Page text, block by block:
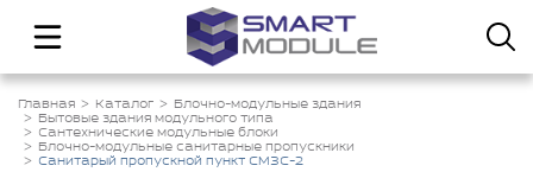
Главная Каталог
Блочно-модульные здания
Бытовые здания модульного типа
Сантехнические модульные блоки
Блочно-модульные санитарные пропускники
Санитарый пропускной пункт СМЗС-2